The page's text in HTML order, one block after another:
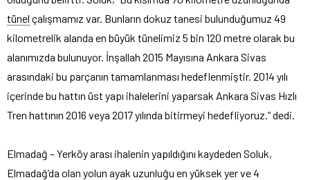
tünel çalışmamız var. Bunların dokuz tanesi bulunduğumuz 49
kilometrelik alanda en büyük tünelimiz 5 bin 120 metre olarak bu
alanımızda bulunuyor. İnşallah 2015 Mayısına Ankara Sivas
arasındaki bu parçanın tamamlanması hedeflenmiştir. 2014 yılı
içerinde bu hattın üst yapı ihalelerini yaparsak Ankara Sivas Hızlı
Tren hattının 2016 veya 2017 yılında bitirmeyi hedefliyoruz.” dedi.
Elmadağ – Yerköy arası ihalenin yapıldığını kaydeden Soluk,
Elmadağ’da olan yolun ayak uzunluğu en yüksek yer ve 4